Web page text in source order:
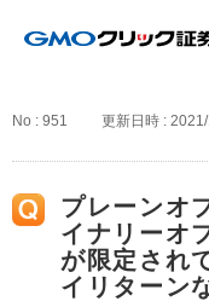
No : 951 更新日時 :
プレーンオ
イナリーオ
が限定され
イリターン